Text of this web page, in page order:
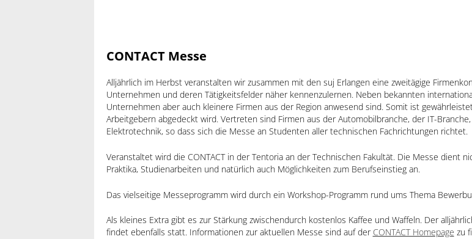
CONTACT Messe
Alljährlich im Herbst veranstalten wir zusammen mit den suj Erlangen eine zweitägige
Unternehmen und deren Tätigkeitsfelder näher kennenzulernen. Neben bekannten
Unternehmen aber auch kleinere Firmen aus der Region anwesend sind. Somit ist
Arbeitgebern abgedeckt wird. Vertreten sind Firmen aus der Automobilbranche, der IT-
Elektrotechnik, so dass sich die Messe an Studenten aller technischen Fachrichtungen richtet.
Veranstaltet wird die CONTACT in der Tentoria an der Technischen Fakultät. Die Messe dient
Praktika, Studienarbeiten und natürlich auch Möglichkeiten zum Berufseinstieg an.
Das vielseitige Messeprogramm wird durch ein Workshop-Programm rund ums Thema
Als kleines Extra gibt es zur Stärkung zwischendurch kostenlos Kaffee und Waffeln. Der
findet ebenfalls statt. Informationen zur aktuellen Messe sind auf der CONTACT Homepage zu